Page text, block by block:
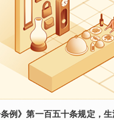
条例》第一百五十条规定，